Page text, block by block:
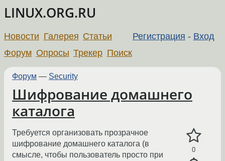
LINUX.ORG.RU
Регистрация - Вход
Новости Галерея Статьи
Форум Опросы Трекер Поиск
Форум — Security
Шифрование домашнего
каталога
0
Требуется организовать прозрачное
шифрование домашнего каталога (в
смысле, чтобы пользователь просто при